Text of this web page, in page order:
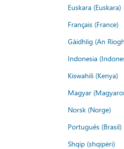
Euskara (Euskara)
Français (France)
Gàidhlig (An
Indonesia
Kiswahili (Kenya)
Magyar
Norsk (Norge)
Português (Brasil)
Shqip (shqipëri)